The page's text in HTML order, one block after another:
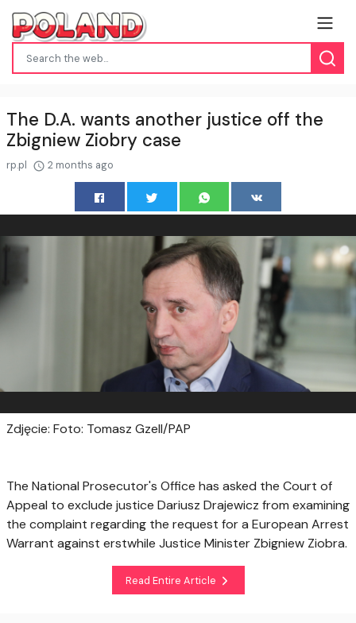
The D.A. wants another justice off the
Zbigniew Ziobry case
rp.pl 2 months ago
Zdjęcie: Foto: Tomasz Gzell/PAP
The National Prosecutor's Office has asked the Court of
Appeal to exclude justice Dariusz Drajewicz from examining
the complaint regarding the request for a European Arrest
Warrant against erstwhile Justice Minister Zbigniew Ziobra.
Read Entire Article